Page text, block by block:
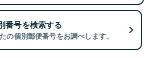
番号を検索する
の個別郵便番号をお調べします。